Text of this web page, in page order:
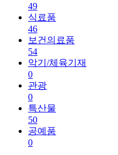
49
식료품
46
보건의료품
54
악기/체육기재
0
관광
0
특산물
50
공예품
0